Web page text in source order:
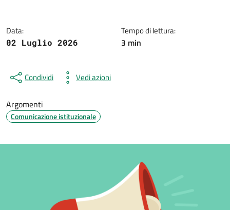
Data:
02 Luglio 2026
Tempo di lettura:
3 min
Condividi Vedi azioni
Argomenti
Comunicazione istituzionale